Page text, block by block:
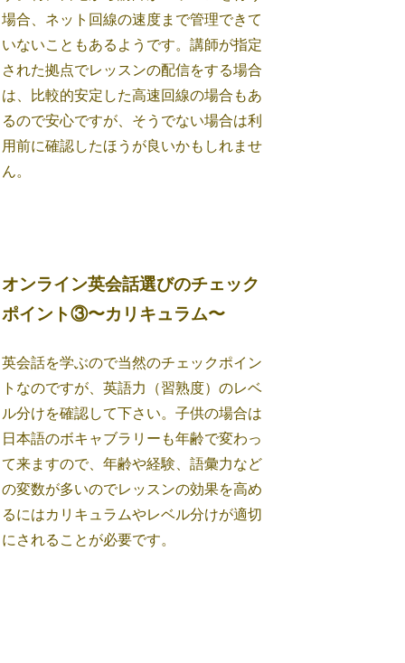
場合、ネット回線の速度まで管理できて
いないこともあるようです。講師が指定
された拠点でレッスンの配信をする場合
は、比較的安定した高速回線の場合もあ
るので安心ですが、そうでない場合は利
用前に確認したほうが良いかもしれませ
ん。
オンライン英会話選びのチェック
ポイント③〜カリキュラム〜
英会話を学ぶので当然のチェックポイン
トなのですが、英語力（習熟度）のレベ
ル分けを確認して下さい。子供の場合は
日本語のボキャブラリーも年齢で変わっ
て来ますので、年齢や経験、語彙力など
の変数が多いのでレッスンの効果を高め
るにはカリキュラムやレベル分けが適切
にされることが必要です。